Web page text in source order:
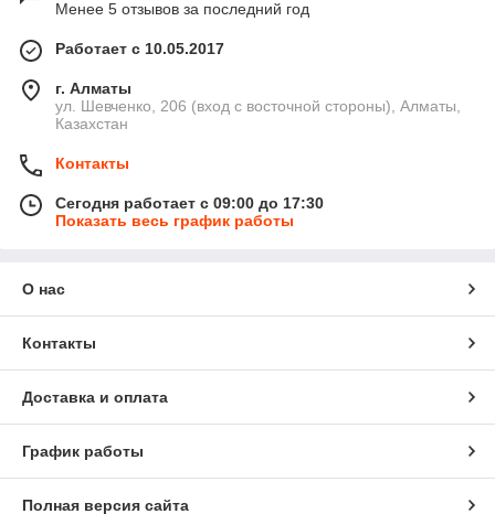
Менее 5 отзывов за последний год
Работает с 10.05.2017
г. Алматы
ул. Шевченко, 206 (вход с восточной стороны), Алматы,
Казахстан
Контакты
Сегодня работает с 09:00 до 17:30
Показать весь график работы
О нас
Контакты
Доставка и оплата
График работы
Полная версия сайта